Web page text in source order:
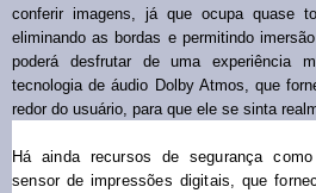
conferir imagens, já que ocupa quase
eliminando as bordas e permitindo
poderá desfrutar de uma experiência
tecnologia de áudio Dolby Atmos, que
redor do usuário, para que ele se sinta
Há ainda recursos de segurança
sensor de impressões digitais, que